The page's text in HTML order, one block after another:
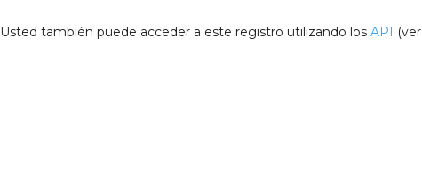
Usted también puede acceder a este registro utilizando los API (ver